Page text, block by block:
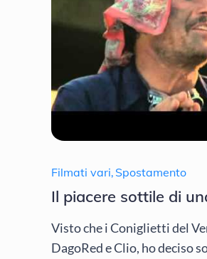
Filmati vari, Spostamento
Il piacere sottile di
Visto che i Coniglietti del
DagoRed e Clio, ho deciso